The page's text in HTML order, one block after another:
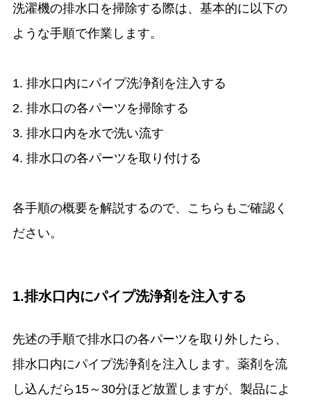
洗濯機の排水口を掃除する際は、基本的に以下の
ような手順で作業します。
1. 排水口内にパイプ洗浄剤を注入する
2. 排水口の各パーツを掃除する
3. 排水口内を水で洗い流す
4. 排水口の各パーツを取り付ける
各手順の概要を解説するので、こちらもご確認く
ださい。
1.排水口内にパイプ洗浄剤を注入する
先述の手順で排水口の各パーツを取り外したら、
排水口内にパイプ洗浄剤を注入します。薬剤を流
し込んだら15～30分ほど放置しますが、製品によ